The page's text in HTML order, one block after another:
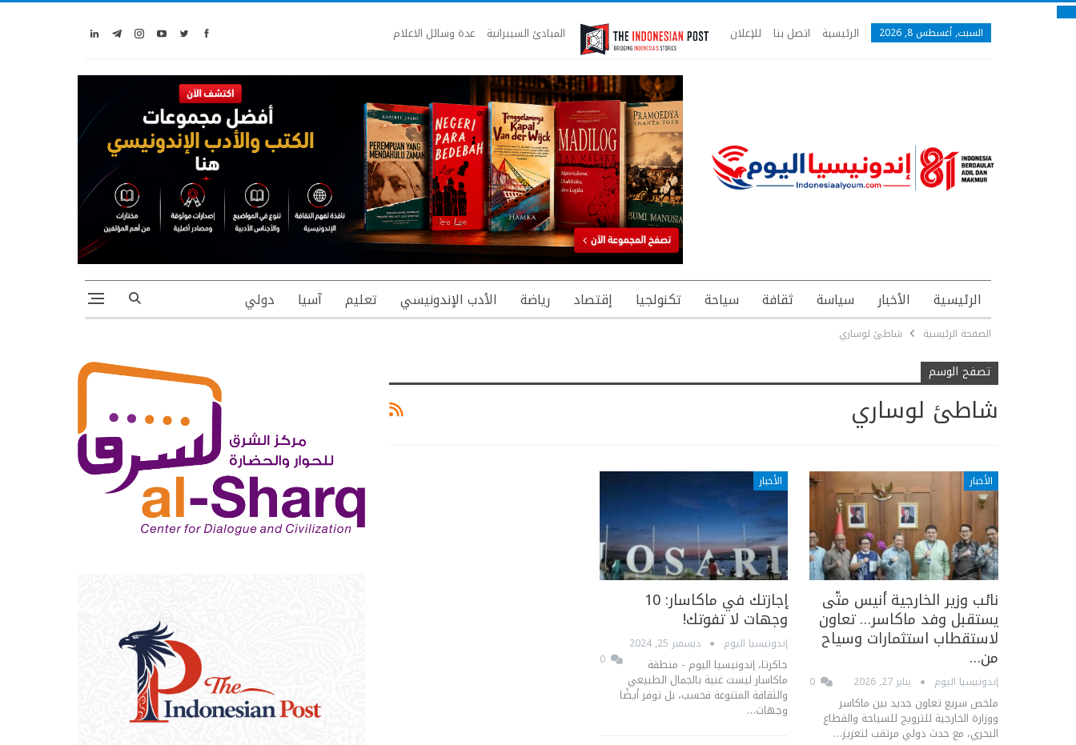
السبت, أغسطس 8, 2026 الرئيسية اتصل بنا للإعلان المبادئ السيبرانية عدة وسائل الاعلام
الرئيسية الأخبار سياسة ثقافة سياحة تكنولجيا إقتصاد رياضة الأدب الإندونيسي تعليم آسيا دولي
الصفحة الرئيسية شاطئ لوساري
تصفح الوسم
شاطئ لوساري
الأخبار
نائب وزير الخارجية أنيس متّى
يستقبل وفد ماكاسر… تعاون
لاستقطاب استثمارات وسياح
من…
إندونيسيا اليوم يناير 27, 2026
ملخص سريع تعاون جديد بين ماكاسر
ووزارة الخارجية للترويج للسياحة والقطاع
البحري، مع حدث دولي مرتقب لتعزيز…
الأخبار
إجازتك في ماكاسار: 10
وجهات لا تفوتك!
إندونيسيا اليوم
ديسمبر 25, 2024
0
جاكرتا، إندونيسيا اليوم - منطقة
ماكاسار ليست غنية بالجمال الطبيعي
والثقافة المتنوعة فحسب، بل توفر أيضًا
وجهات…